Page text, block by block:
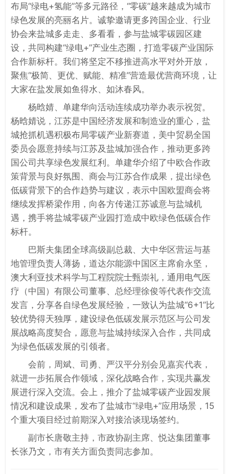
布局“绿电+氢能”等多元路径，“零碳”越来越成为城市
绿色发展的亮丽名片。诚挚邀请更多跨国企业、行业
协会来盐城多走走、多看看，参与盐城零碳园区建
设，共同构建“绿电+”产业生态圈，打造零碳产业国际
合作新标杆。我们将坚定不移推进高水平对外开放，
聚焦“极简、更优、赋能、精准”营造最优营商环境，让
大家在盐发展如鱼得水、如沐春风。
杨晗婧、单建华向活动连续成功举办表示祝贺。
杨晗婧说，江苏是中国经济发展和制造业的重心，盐
城抢抓机遇积极布局零碳产业新赛道，美中贸易全国
委员会愿意持续与江苏及盐城加强合作，推动更多跨
国公司共享绿色发展红利。单建华介绍了中欧合作政
策背景与良好氛围、商会与江苏合作成果，提出绿色
低碳背景下的合作趋势与建议，表示中国欧盟商会将
继续发挥桥梁作用，向各方传递江苏诚意与盐城机
遇，携手将盐城零碳产业园打造成中欧绿色低碳合作
标杆。
巴斯夫集团全球高级副总裁、大中华区营运与基
地管理负责人薄扬，道达尔能源中国区主席俞永坚，
澳大利亚技术科学与工程院院士甄崇礼，通用电气医
疗（中国）有限公司董事、总经理徐俊等代表作交流
发言，分享各自绿色发展经验，一致认为盐城“6+1”比
较优势得天独厚，建设绿色低碳发展示范区与公司发
展战略高度契合，愿意与盐城持续深入合作，共同成
为绿色低碳发展的引领者。
会前，周斌、司勇、严汉平分别会见嘉宾代表，
就进一步拓展合作领域，深化战略合作，实现共赢发
展进行深入交流。会上，推介了盐城零碳产业园发展
情况和建设成果，发布了盐城市“绿电+”应用场景，15
个重大项目经过前期深入对接洽谈现场签约。
副市长唐敬主持，市政协副主席、悦达集团董事
长张乃文，市有关方面负责同志参加。